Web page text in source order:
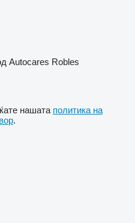
Autocares Robles
нашата политика на
.